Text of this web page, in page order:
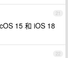
21
15 和 iOS 18
22